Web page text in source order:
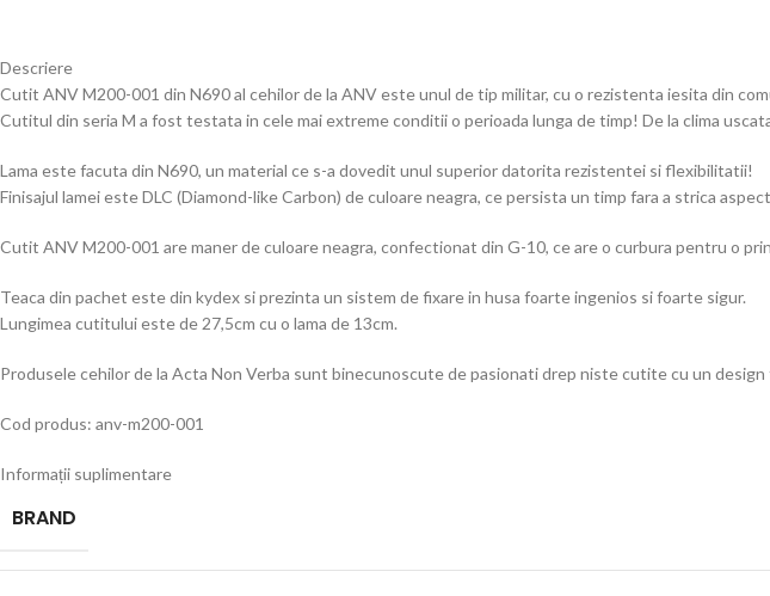
Descriere
Cutit ANV M200-001 din N690 al cehilor de la ANV este unul de tip militar, cu o rezistenta iesita din
Cutitul din seria M a fost testata in cele mai extreme conditii o perioada lunga de timp! De la clima
Lama este facuta din N690, un material ce s-a dovedit unul superior datorita rezistentei si flexibilitatii!
Finisajul lamei este DLC (Diamond-like Carbon) de culoare neagra, ce persista un timp fara a strica
Cutit ANV M200-001 are maner de culoare neagra, confectionat din G-10, ce are o curbura pentru o
Teaca din pachet este din kydex si prezinta un sistem de fixare in husa foarte ingenios si foarte sigur.
Lungimea cutitului este de 27,5cm cu o lama de 13cm.
Produsele cehilor de la Acta Non Verba sunt binecunoscute de pasionati drep niste cutite cu un
Cod produs: anv-m200-001
Informații suplimentare
BRAND